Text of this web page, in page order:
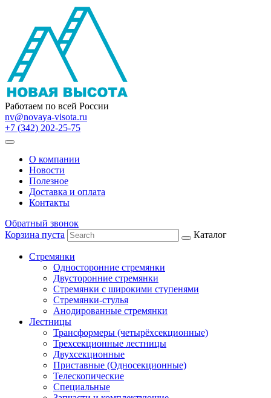
Работаем по всей России
nv@novaya-visota.ru
+7 (342) 202-25-75
О компании
Новости
Полезное
Доставка и оплата
Контакты
Обратный звонок
Корзина пуста
Каталог
Стремянки
Односторонние стремянки
Двусторонние стремянки
Стремянки с широкими ступенями
Стремянки-стулья
Анодированные стремянки
Лестницы
Трансформеры (четырёхсекционные)
Трехсекционные лестницы
Двухсекционные
Приставные (Односекционные)
Телескопические
Специальные